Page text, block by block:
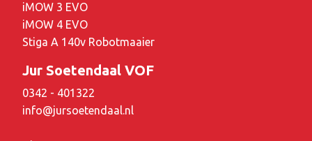
iMOW 3 EVO
iMOW 4 EVO
Stiga A 140v Robotmaaier
Jur Soetendaal VOF
0342 - 401322
info@jursoetendaal.nl